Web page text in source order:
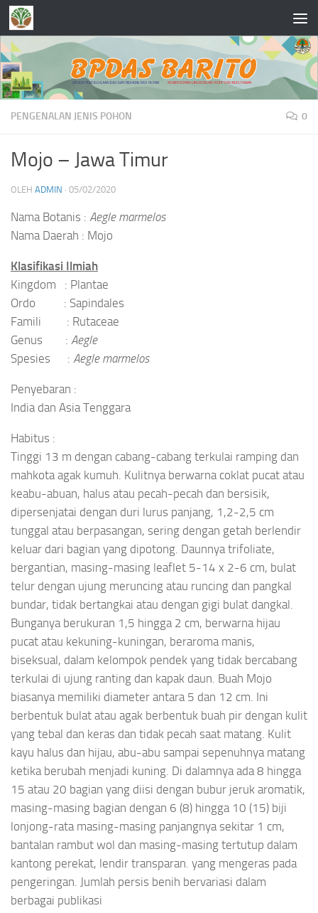
Skip to content
PENGENALAN JENIS POHON 0
Mojo – Jawa Timur
OLEH ADMIN · 05/02/2020
Nama Botanis : Aegle marmelos
Nama Daerah : Mojo
Klasifikasi Ilmiah
Kingdom : Plantae
Ordo : Sapindales
Famili : Rutaceae
Genus : Aegle
Spesies : Aegle marmelos
Penyebaran :
India dan Asia Tenggara
Habitus :
Tinggi 13 m dengan cabang-cabang terkulai ramping dan
mahkota agak kumuh. Kulitnya berwarna coklat pucat atau
keabu-abuan, halus atau pecah-pecah dan bersisik,
dipersenjatai dengan duri lurus panjang, 1,2-2,5 cm
tunggal atau berpasangan, sering dengan getah berlendir
keluar dari bagian yang dipotong. Daunnya trifoliate,
bergantian, masing-masing leaflet 5-14 x 2-6 cm, bulat
telur dengan ujung meruncing atau runcing dan pangkal
bundar, tidak bertangkai atau dengan gigi bulat dangkal.
Bunganya berukuran 1,5 hingga 2 cm, berwarna hijau
pucat atau kekuning-kuningan, beraroma manis,
biseksual, dalam kelompok pendek yang tidak bercabang
terkulai di ujung ranting dan kapak daun. Buah Mojo
biasanya memiliki diameter antara 5 dan 12 cm. Ini
berbentuk bulat atau agak berbentuk buah pir dengan kulit
yang tebal dan keras dan tidak pecah saat matang. Kulit
kayu halus dan hijau, abu-abu sampai sepenuhnya matang
ketika berubah menjadi kuning. Di dalamnya ada 8 hingga
15 atau 20 bagian yang diisi dengan bubur jeruk aromatik,
masing-masing bagian dengan 6 (8) hingga 10 (15) biji
lonjong-rata masing-masing panjangnya sekitar 1 cm,
bantalan rambut wol dan masing-masing tertutup dalam
kantong perekat, lendir transparan. yang mengeras pada
pengeringan. Jumlah persis benih bervariasi dalam
berbagai publikasi